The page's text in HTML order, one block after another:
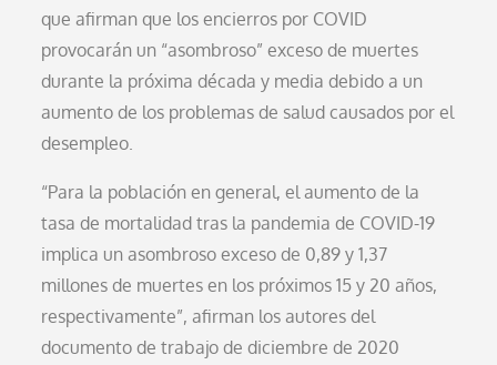
que afirman que los encierros por COVID
provocarán un “asombroso” exceso de muertes
durante la próxima década y media debido a un
aumento de los problemas de salud causados por el
desempleo.
“Para la población en general, el aumento de la
tasa de mortalidad tras la pandemia de COVID-19
implica un asombroso exceso de 0,89 y 1,37
millones de muertes en los próximos 15 y 20 años,
respectivamente”, afirman los autores del
documento de trabajo de diciembre de 2020